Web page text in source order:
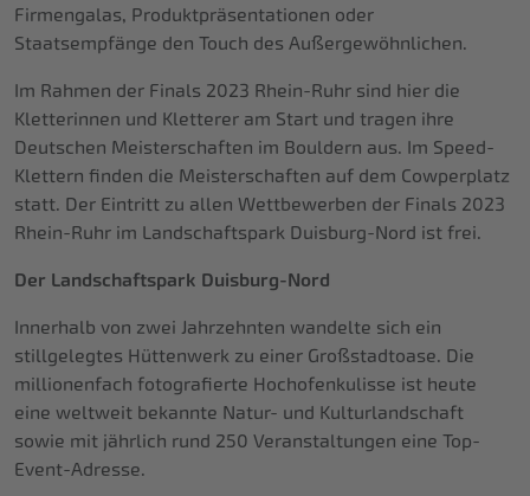
Firmengalas, Produktpräsentationen oder
Staatsempfänge den Touch des Außergewöhnlichen.
Im Rahmen der Finals 2023 Rhein-Ruhr sind hier die
Kletterinnen und Kletterer am Start und tragen ihre
Deutschen Meisterschaften im Bouldern aus. Im Speed-
Klettern finden die Meisterschaften auf dem Cowperplatz
statt. Der Eintritt zu allen Wettbewerben der Finals 2023
Rhein-Ruhr im Landschaftspark Duisburg-Nord ist frei.
Der Landschaftspark Duisburg-Nord
Innerhalb von zwei Jahrzehnten wandelte sich ein
stillgelegtes Hüttenwerk zu einer Großstadtoase. Die
millionenfach fotografierte Hochofenkulisse ist heute
eine weltweit bekannte Natur- und Kulturlandschaft
sowie mit jährlich rund 250 Veranstaltungen eine Top-
Event-Adresse.